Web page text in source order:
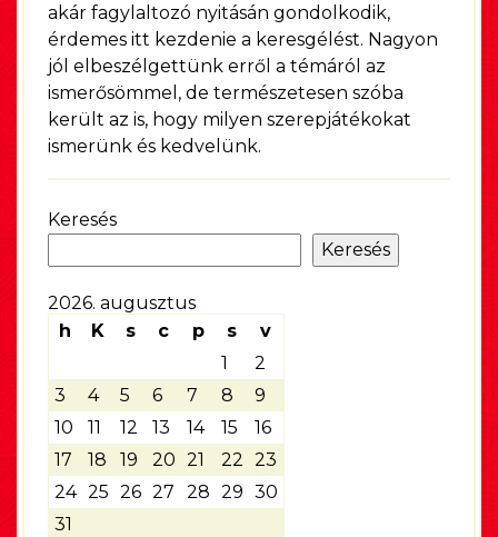
akár fagylaltozó nyitásán gondolkodik,
érdemes itt kezdenie a keresgélést. Nagyon
jól elbeszélgettünk erről a témáról az
ismerősömmel, de természetesen szóba
került az is, hogy milyen szerepjátékokat
ismerünk és kedvelünk.
Keresés
Keresés
2026. augusztus
h
K s c p s
v
1
2
3
4 5 6 7 8
9
10
11 12 13 14 15
16
17
18 19 20 21 22
23
24 25 26 27 28 29 30
31